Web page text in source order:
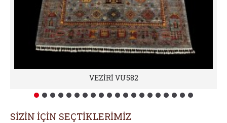
VEZİRİ VU582
SİZİN İÇİN SEÇTİKLERİMİZ